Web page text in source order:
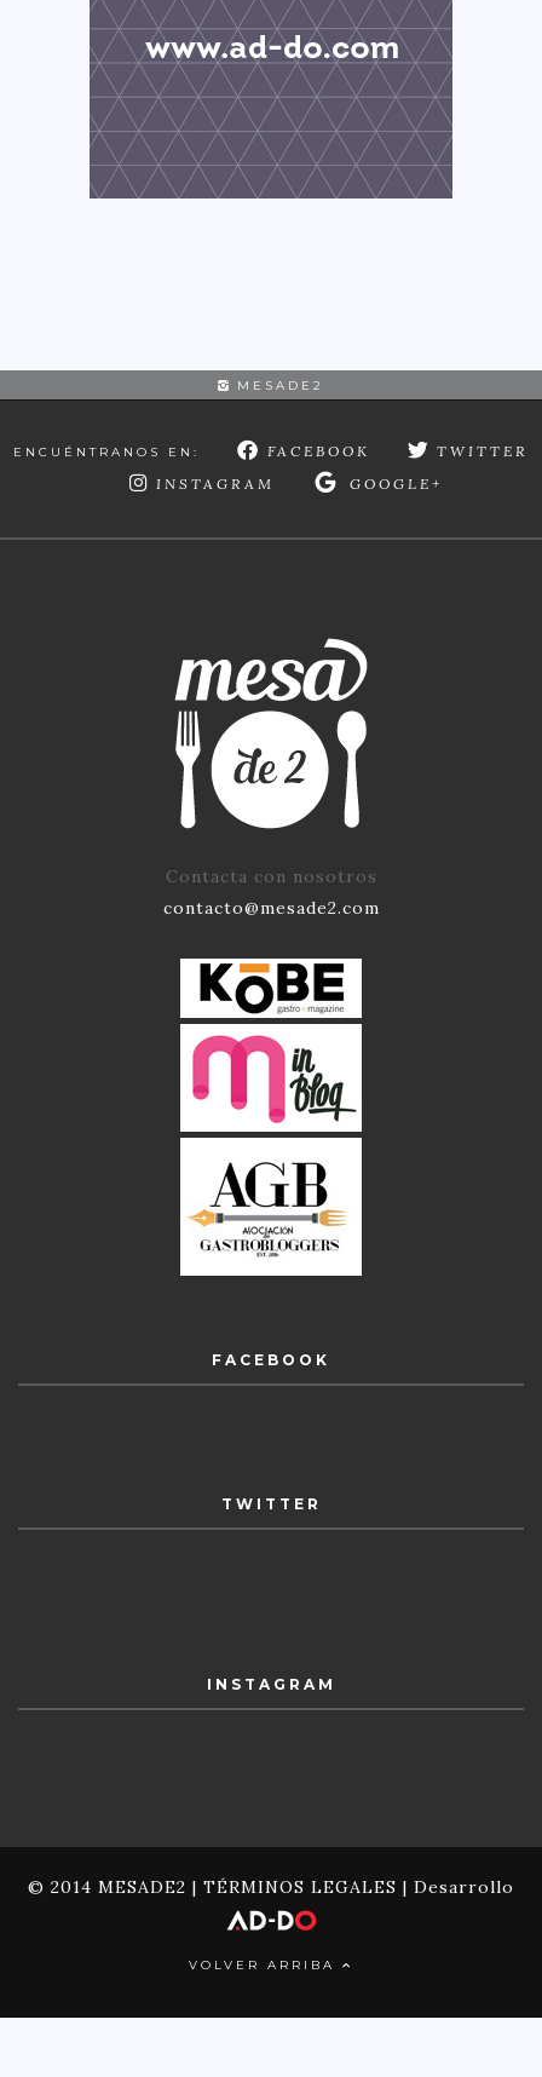
MESADE2
ENCUÉNTRANOS EN: FACEBOOK
TWITTER
INSTAGRAM
GOOGLE+
Contacta con nosotros
contacto@mesade2.com
FACEBOOK
TWITTER
INSTAGRAM
© 2014 MESADE2 | TÉRMINOS LEGALES | Desarrollo
VOLVER ARRIBA